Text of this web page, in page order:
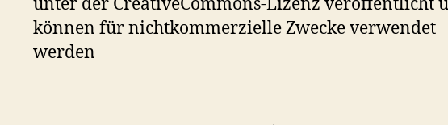
unter der CreativeCommons-Lizenz veröffentlicht
können für nichtkommerzielle Zwecke verwendet
werden